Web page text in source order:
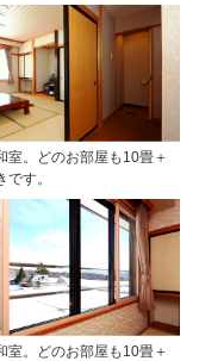
室。どのお部屋も10畳＋
です。
室。どのお部屋も10畳＋